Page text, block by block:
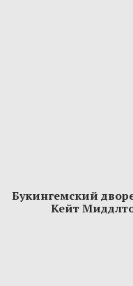
Букингемский
Кейт